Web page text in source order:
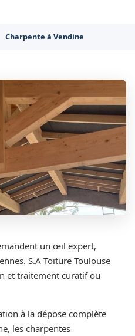
Charpente à Vendine
un œil expert,
S.A Toiture Toulouse
et traitement curatif ou
à la dépose complète
les charpentes